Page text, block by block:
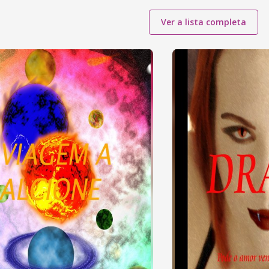
Ver a lista completa